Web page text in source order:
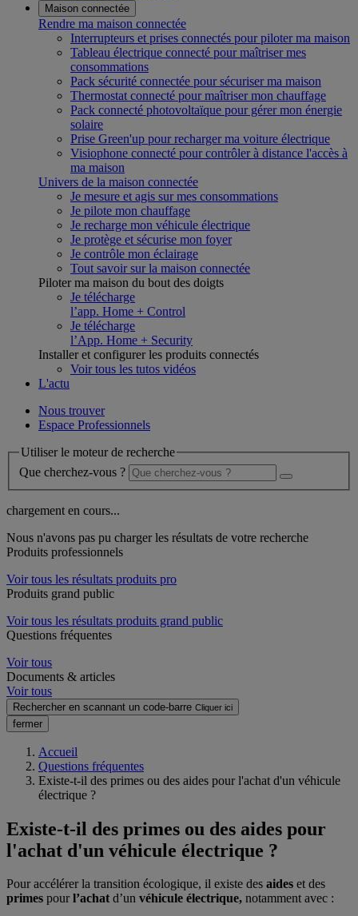
Maison connectée
Rendre ma maison connectée
Interrupteurs et prises connectés pour piloter ma maison
Tableau électrique connecté pour maîtriser mes
consommations
Pack sécurité connectée pour sécuriser ma maison
Thermostat connecté pour maîtriser mon chauffage
Pack connecté photovoltaïque pour gérer mon énergie
solaire
Prise Green'up pour recharger ma voiture électrique
Visiophone connecté pour contrôler à distance l'accès à
ma maison
Univers de la maison connectée
Je mesure et agis sur mes consommations
Je pilote mon chauffage
Je recharge mon véhicule électrique
Je protège et sécurise mon foyer
Je contrôle mon éclairage
Tout savoir sur la maison connectée
Piloter ma maison du bout des doigts
Je télécharge
l’app. Home + Control
Je télécharge
l’App. Home + Security
Installer et configurer les produits connectés
Voir tous les tutos vidéos
L'actu
Nous trouver
Espace Professionnels
Utiliser le moteur de recherche
Que cherchez-vous ?
chargement en cours...
Nous n'avons pas pu charger les résultats de votre recherche
Produits professionnels
Voir tous les résultats produits pro
Produits grand public
Voir tous les résultats produits grand public
Questions fréquentes
Voir tous
Documents & articles
Voir tous
Rechercher en scannant un code-barre Cliquer ici
fermer
Accueil
Questions fréquentes
Existe-t-il des primes ou des aides pour l'achat d'un véhicule
électrique ?
Existe-t-il des primes ou des aides pour
l'achat d'un véhicule électrique ?
Pour accélérer la transition écologique, il existe des aides et des
primes pourl’achat d’un véhicule électrique, notamment avec :